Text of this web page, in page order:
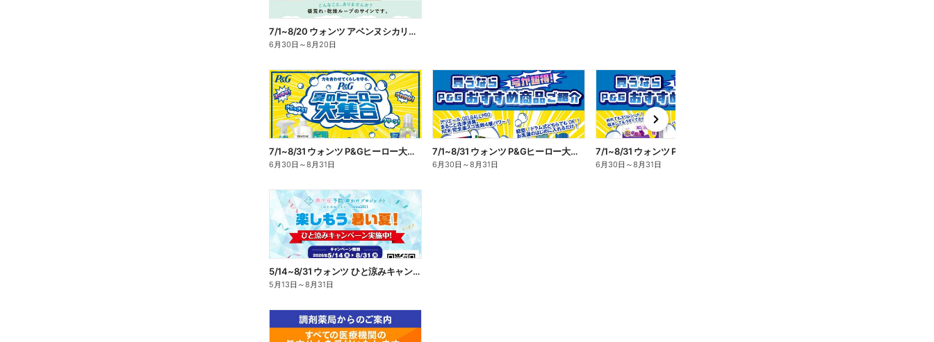
7/1~8/20 ウォンツ アベンヌシカリップ予約
6月30日 ～8月20日
7/1~8/31 ウォンツ P&Gヒーロー大集合キャンペーン企画ー1
6月30日 ～8月31日
7/1~8/31 ウォンツ P&Gヒーロー大集合キャンペーン企画ー2
6月30日 ～8月31日 6月30日 ～8月31日
n
e
x
t
5/14~8/31 ウォンツ ひと涼みキャンペーン
5月13日 ～8月31日